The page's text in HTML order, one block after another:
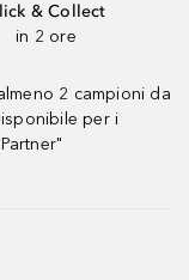
& Collect
in 2 ore
2 campioni da
per i